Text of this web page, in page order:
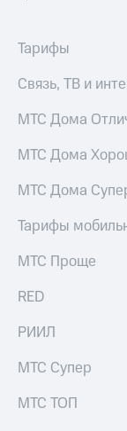
Тарифы
Связь, ТВ и
МТС Дома
МТС Дома
МТС Дома
Тарифы
МТС Проще
RED
РИИЛ
МТС Супер
МТС ТОП